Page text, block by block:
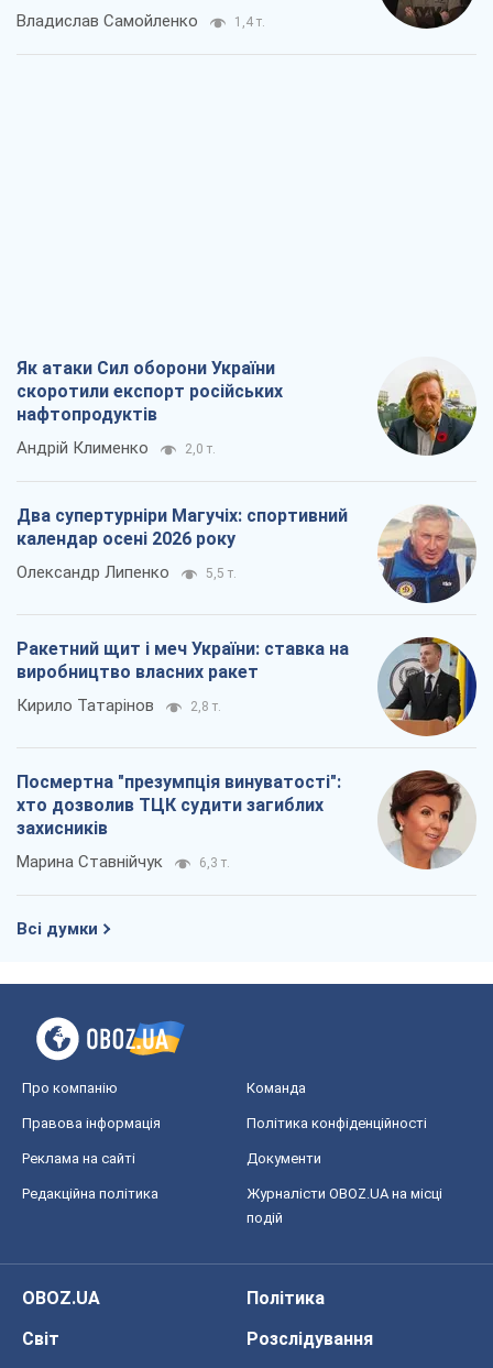
Владислав Самойленко 1,4 т.
Як атаки Сил оборони України
скоротили експорт російських
нафтопродуктів
Андрій Клименко 2,0 т.
Два супертурніри Магучіх: спортивний
календар осені 2026 року
Олександр Липенко 5,5 т.
Ракетний щит і меч України: ставка на
виробництво власних ракет
Кирило Татарінов 2,8 т.
Посмертна "презумпція винуватості":
хто дозволив ТЦК судити загиблих
захисників
Марина Ставнійчук 6,3 т.
Всі думки
Про компанію Команда
Правова інформація Політика конфіденційності
Реклама на сайті Документи
Редакційна політика
Журналісти OBOZ.UA на місці
подій
OBOZ.UA
Політика
Світ
Розслідування